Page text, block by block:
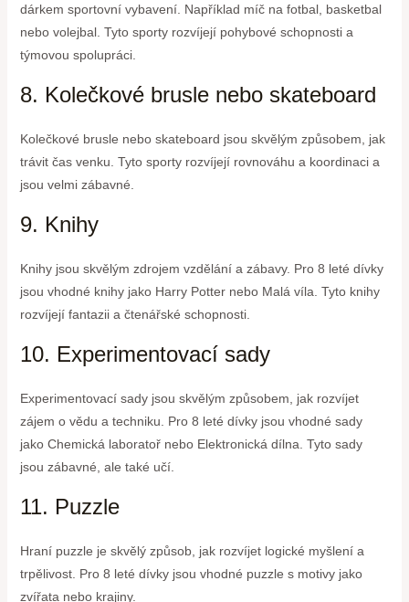
dárkem sportovní vybavení. Například míč na fotbal, basketbal
nebo volejbal. Tyto sporty rozvíjejí pohybové schopnosti a
týmovou spolupráci.
8. Kolečkové brusle nebo skateboard
Kolečkové brusle nebo skateboard jsou skvělým způsobem, jak
trávit čas venku. Tyto sporty rozvíjejí rovnováhu a koordinaci a
jsou velmi zábavné.
9. Knihy
Knihy jsou skvělým zdrojem vzdělání a zábavy. Pro 8 leté dívky
jsou vhodné knihy jako Harry Potter nebo Malá víla. Tyto knihy
rozvíjejí fantazii a čtenářské schopnosti.
10. Experimentovací sady
Experimentovací sady jsou skvělým způsobem, jak rozvíjet
zájem o vědu a techniku. Pro 8 leté dívky jsou vhodné sady
jako Chemická laboratoř nebo Elektronická dílna. Tyto sady
jsou zábavné, ale také učí.
11. Puzzle
Hraní puzzle je skvělý způsob, jak rozvíjet logické myšlení a
trpělivost. Pro 8 leté dívky jsou vhodné puzzle s motivy jako
zvířata nebo krajiny.